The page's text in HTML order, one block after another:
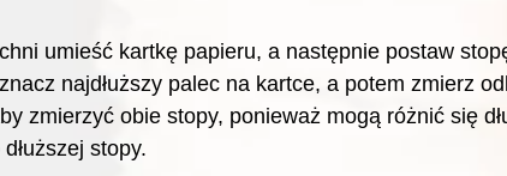
umieść kartkę papieru, a następnie postaw
najdłuższy palec na kartce, a potem zmierz
zmierzyć obie stopy, ponieważ mogą różnić się
stopy.